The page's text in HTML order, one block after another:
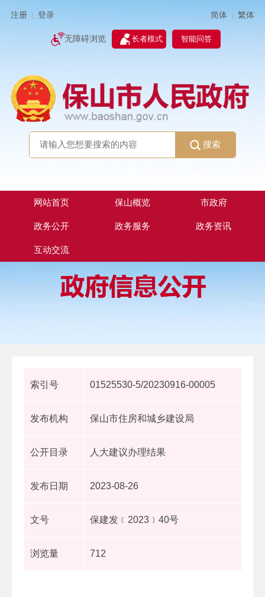
注册 登录 简体 | 繁体
无障碍浏览 长者模式 智能问答
搜索
网站首页 保山概览 市政府
政务公开 政务服务 政务资讯
互动交流
索引号 01525530-5/20230916-00005
发布机构 保山市住房和城乡建设局
公开目录 人大建议办理结果
发布日期 2023-08-26
文号 保建发﹝2023﹞40号
浏览量 712